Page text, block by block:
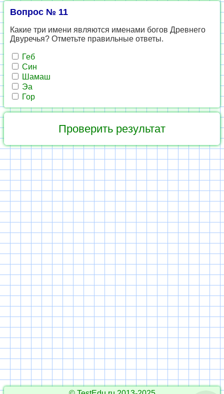
Вопрос № 11
Какие три имени являются именами богов Древнего
Двуречья? Отметьте правильные ответы.
Геб
Син
Шамаш
Эа
Гор